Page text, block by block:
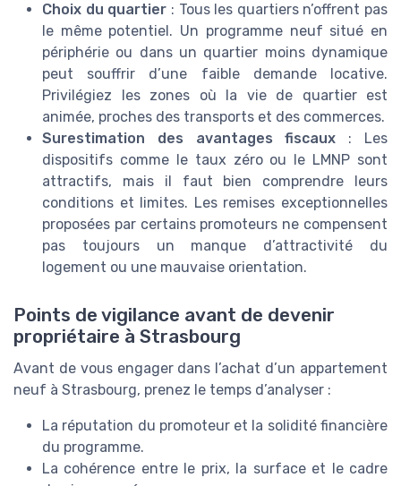
Choix du quartier : Tous les quartiers n’offrent pas
le même potentiel. Un programme neuf situé en
périphérie ou dans un quartier moins dynamique
peut souffrir d’une faible demande locative.
Privilégiez les zones où la vie de quartier est
animée, proches des transports et des commerces.
Surestimation des avantages fiscaux : Les
dispositifs comme le taux zéro ou le LMNP sont
attractifs, mais il faut bien comprendre leurs
conditions et limites. Les remises exceptionnelles
proposées par certains promoteurs ne compensent
pas toujours un manque d’attractivité du
logement ou une mauvaise orientation.
Points de vigilance avant de devenir
propriétaire à Strasbourg
Avant de vous engager dans l’achat d’un appartement
neuf à Strasbourg, prenez le temps d’analyser :
La réputation du promoteur et la solidité financière
du programme.
La cohérence entre le prix, la surface et le cadre